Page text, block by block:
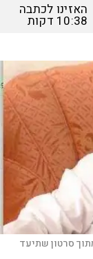
האזינו לכתבה
10:38 דקות
סרטון שתיעד